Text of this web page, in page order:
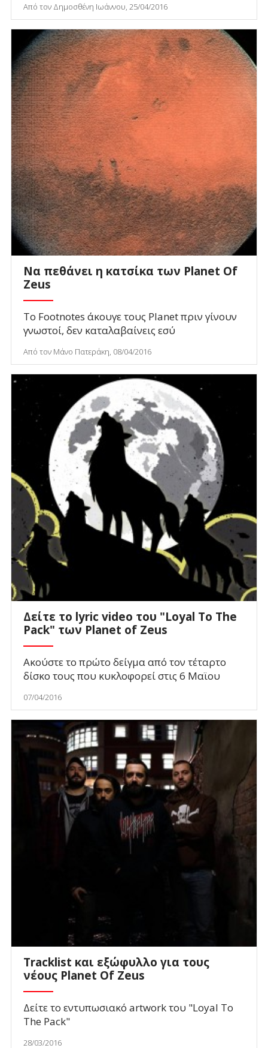
Από τον Δημοσθένη Ιωάννου, 25/04/2016
Να πεθάνει η κατσίκα των Planet Of
Zeus
Το Footnotes άκουγε τους Planet πριν γίνουν
γνωστοί, δεν καταλαβαίνεις εσύ
Από τον Μάνο Πατεράκη, 08/04/2016
Δείτε το lyric video του "Loyal To The
Pack" των Planet of Zeus
Aκούστε το πρώτο δείγμα από τον τέταρτο
δίσκο τους που κυκλοφορεί στις 6 Μαϊου
07/04/2016
Tracklist και εξώφυλλο για τους
νέους Planet Of Zeus
Δείτε το εντυπωσιακό artwork του "Loyal To
The Pack"
28/03/2016